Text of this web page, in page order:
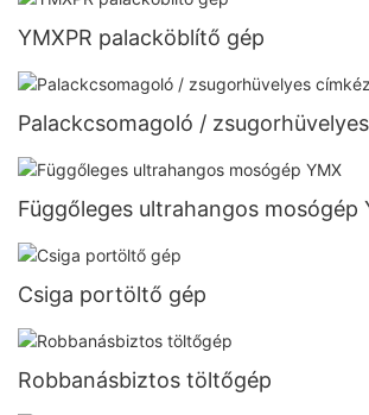
YMXPR palacköblítő gép
Palackcsomagoló /
Függőleges ultrahangos mosógép
Csiga portöltő gép
Robbanásbiztos töltőgép